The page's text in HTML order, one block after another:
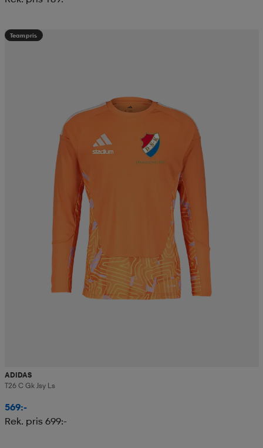
Teampris
ADIDAS
T26 C Gk Jsy Ls
569:-
Rek. pris 699:-